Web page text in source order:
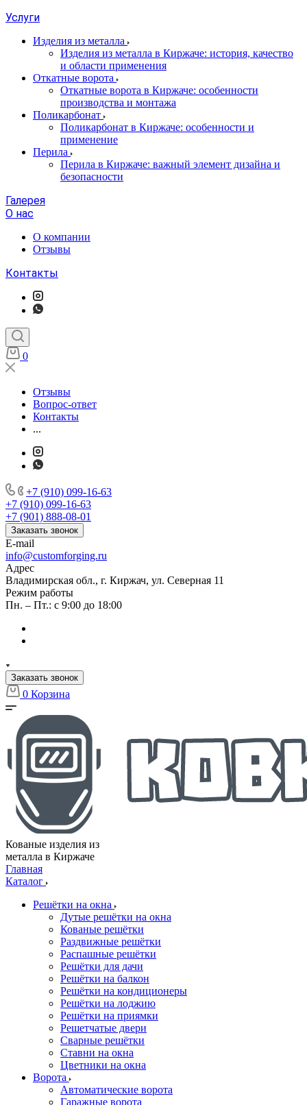
Услуги
Изделия из металла
Изделия из металла в Киржаче: история, качество
и области применения
Откатные ворота
Откатные ворота в Киржаче: особенности
производства и монтажа
Поликарбонат
Поликарбонат в Киржаче: особенности и
применение
Перила
Перила в Киржаче: важный элемент дизайна и
безопасности
Галерея
О нас
О компании
Отзывы
Контакты
0
Отзывы
Вопрос-ответ
Контакты
...
+7 (910) 099-16-63
+7 (910) 099-16-63
+7 (901) 888-08-01
Заказать звонок
E-mail
info@customforging.ru
Адрес
Владимирская обл., г. Киржач, ул. Северная 11
Режим работы
Пн. – Пт.: с 9:00 до 18:00
Заказать звонок
0 Корзина
Кованые изделия из
металла в Киржаче
Главная
Каталог
Решётки на окна
Дутые решётки на окна
Кованые решётки
Раздвижные решётки
Распашные решётки
Решётки для дачи
Решётки на балкон
Решётки на кондиционеры
Решётки на лоджию
Решётки на приямки
Решетчатые двери
Сварные решётки
Ставни на окна
Цветники на окна
Ворота
Автоматические ворота
Гаражные ворота